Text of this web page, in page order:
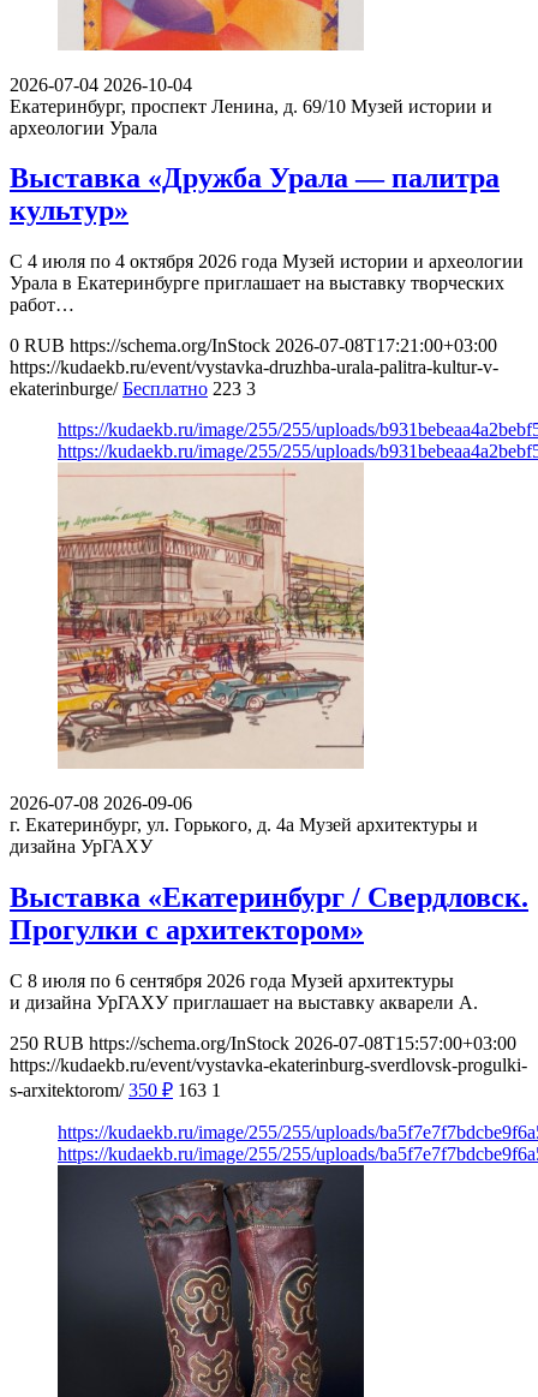
2026-07-04 2026-10-04
Екатеринбург, проспект Ленина, д. 69/10 Музей истории и
археологии Урала
Выставка «Дружба Урала — палитра
культур»
С 4 июля по 4 октября 2026 года Музей истории и археологии
Урала в Екатеринбурге приглашает на выставку творческих
работ…
0 RUB https://schema.org/InStock 2026-07-08T17:21:00+03:00
https://kudaekb.ru/event/vystavka-druzhba-urala-palitra-kultur-v-
ekaterinburge/ Бесплатно 223 3
https://kudaekb.ru/image/255/255/uploads/
https://kudaekb.ru/image/255/255/uploads/
2026-07-08 2026-09-06
г. Екатеринбург, ул. Горького, д. 4а Музей архитектуры и
дизайна УрГАХУ
Выставка «Екатеринбург / Свердловск.
Прогулки с архитектором»
С 8 июля по 6 сентября 2026 года Музей архитектуры
и дизайна УрГАХУ приглашает на выставку акварели А.
250 RUB https://schema.org/InStock 2026-07-08T15:57:00+03:00
https://kudaekb.ru/event/vystavka-ekaterinburg-sverdlovsk-progulki-
s-arxitektorom/ 350 ₽ 163 1
https://kudaekb.ru/image/255/255/uploads/
https://kudaekb.ru/image/255/255/uploads/